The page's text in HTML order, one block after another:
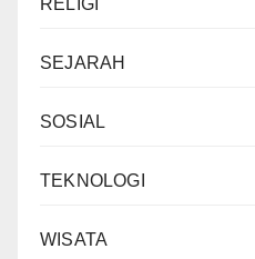
RELIGI
SEJARAH
SOSIAL
TEKNOLOGI
WISATA